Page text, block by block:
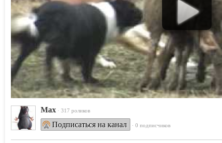
Max · 317 роликов
Подписаться на канал · 0 подписчиков